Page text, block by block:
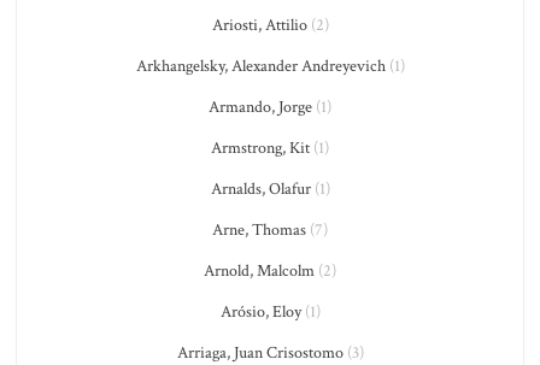
Ariosti, Attilio(2)
Arkhangelsky, Alexander Andreyevich(1)
Armando, Jorge (1)
Armstrong, Kit (1)
Arnalds, Olafur(1)
Arne, Thomas (7)
Arnold, Malcolm (2)
Arósio, Eloy(1)
Arriaga, Juan Crisostomo(3)